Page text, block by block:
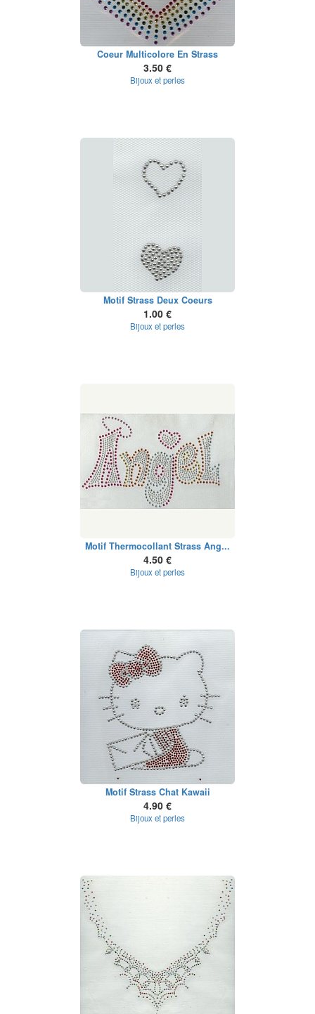
Coeur Multicolore En Strass
3.50 €
Bijoux et perles
Motif Strass Deux Coeurs
1.00 €
Bijoux et perles
Motif Thermocollant Strass Ang...
4.50 €
Bijoux et perles
Motif Strass Chat Kawaii
4.90 €
Bijoux et perles